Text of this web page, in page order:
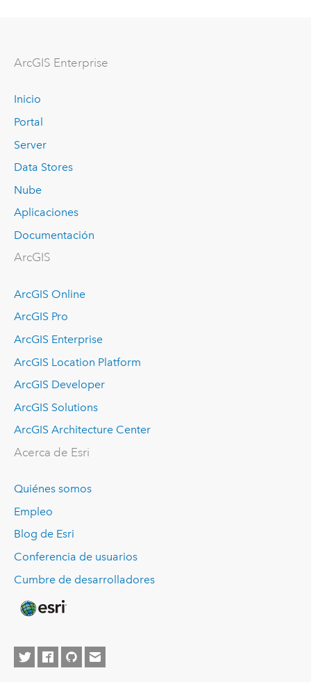
ArcGIS Enterprise
Inicio
Portal
Server
Data Stores
Nube
Aplicaciones
Documentación
ArcGIS
ArcGIS Online
ArcGIS Pro
ArcGIS Enterprise
ArcGIS Location Platform
ArcGIS Developer
ArcGIS Solutions
ArcGIS Architecture Center
Acerca de Esri
Quiénes somos
Empleo
Blog de Esri
Conferencia de usuarios
Cumbre de desarrolladores